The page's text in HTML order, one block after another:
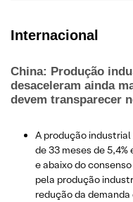
Internacional
China: Produção
desaceleram ainda
devem transparecer
A produção
de 33 meses de
e abaixo do
pela produção
redução da